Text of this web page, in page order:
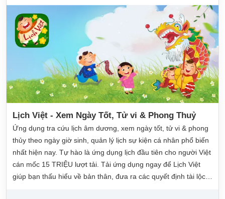
Lịch Việt - Xem Ngày Tốt, Tử vi & Phong Thuỷ
Ứng dụng tra cứu lịch âm dương, xem ngày tốt, tử vi & phong
thủy theo ngày giờ sinh, quản lý lịch sự kiện cá nhân phổ biến
nhất hiện nay. Tự hào là ứng dụng lịch đầu tiên cho người Việt
cán mốc 15 TRIỆU lượt tải. Tải ứng dụng ngay để Lịch Việt
giúp bạn thấu hiểu về bản thân, đưa ra các quyết định tài lộc,